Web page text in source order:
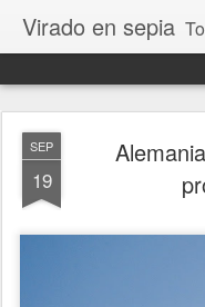
Virado en sepia Todo puede
SEP
19